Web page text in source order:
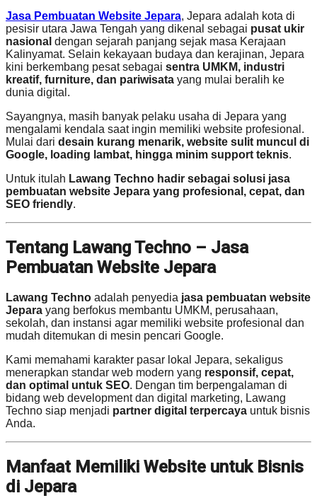
Jasa Pembuatan Website Jepara, Jepara adalah kota di
pesisir utara Jawa Tengah yang dikenal sebagai pusat ukir
nasional dengan sejarah panjang sejak masa Kerajaan
Kalinyamat. Selain kekayaan budaya dan kerajinan, Jepara
kini berkembang pesat sebagai sentra UMKM, industri
kreatif, furniture, dan pariwisata yang mulai beralih ke
dunia digital.
Sayangnya, masih banyak pelaku usaha di Jepara yang
mengalami kendala saat ingin memiliki website profesional.
Mulai dari desain kurang menarik, website sulit muncul di
Google, loading lambat, hingga minim support teknis.
Untuk itulah Lawang Techno hadir sebagai solusi jasa
pembuatan website Jepara yang profesional, cepat, dan
SEO friendly.
Tentang Lawang Techno – Jasa
Pembuatan Website Jepara
Lawang Techno adalah penyedia jasa pembuatan website
Jepara yang berfokus membantu UMKM, perusahaan,
sekolah, dan instansi agar memiliki website profesional dan
mudah ditemukan di mesin pencari Google.
Kami memahami karakter pasar lokal Jepara, sekaligus
menerapkan standar web modern yang responsif, cepat,
dan optimal untuk SEO. Dengan tim berpengalaman di
bidang web development dan digital marketing, Lawang
Techno siap menjadi partner digital terpercaya untuk bisnis
Anda.
Manfaat Memiliki Website untuk Bisnis
di Jepara